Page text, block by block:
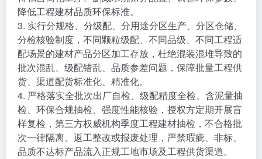
降低工程建材品质环保标准。
3. 实行分规格、分级配、分用途分区生产、分区仓储、
分检核验制度，不同颗粒级配、不同品级、不同工程适
配场景的建材产品分区加工存放，杜绝混装混堆导致的
批次混乱、级配错乱、品质参差问题，保障批量工程供
货、渠道配货标准化、精准化。
4. 严格落实全批次出厂自检、级配精度全检、含泥量抽
检、环保合规抽检、强度性能核验，授权方定期开展盲
样复检，第三方权威机构季度工程建材抽检，不合格批
次一律隔离、返工整改或报废处理，严禁瑕疵、非标、
品质不达标产品流入正规工地市场及工程供货渠道。